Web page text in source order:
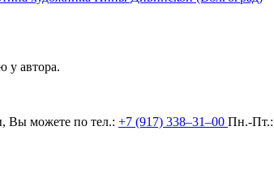
у автора.
Вы можете по тел.: +7 (917) 338–31–00 Пн.-Пт.: